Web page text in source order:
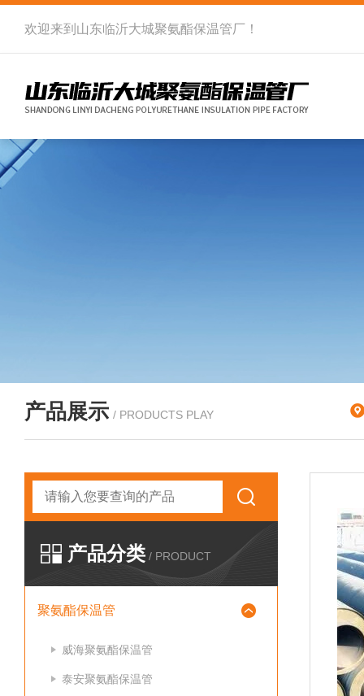
欢迎来到 山东临沂大城聚氨酯保温管厂 ！
产品展示 / PRODUCTS PLAY
产品分类 / PRODUCT
聚氨酯保温管
威海聚氨酯保温管
泰安聚氨酯保温管